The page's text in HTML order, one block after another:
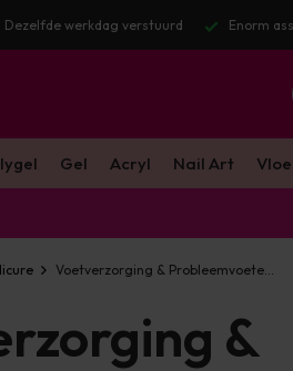
alle bekende merken Gratis
Gel Acryl Nail Art
Voetverzorging & Probleemvoete...
&